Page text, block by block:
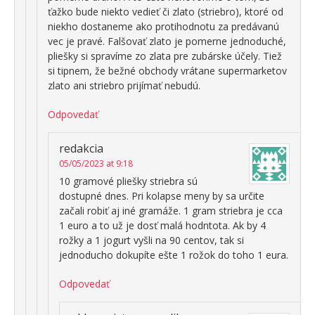
ťažko bude niekto vedieť či zlato (striebro), ktoré od
niekho dostaneme ako protihodnotu za predávanú
vec je pravé. Falšovať zlato je pomerne jednoduché,
pliešky si spravíme zo zlata pre zubárske účely. Tiež
si tipnem, že bežné obchody vrátane supermarketov
zlato ani striebro prijímať nebudú.
Odpovedať
redakcia
05/05/2023 at 9:18
10 gramové pliešky striebra sú
dostupné dnes. Pri kolapse meny by sa určite
začali robiť aj iné gramáže. 1 gram striebra je cca
1 euro a to už je dosť malá hodntota. Ak by 4
rožky a 1 jogurt vyšli na 90 centov, tak si
jednoducho dokupíte ešte 1 rožok do toho 1 eura.
Odpovedať